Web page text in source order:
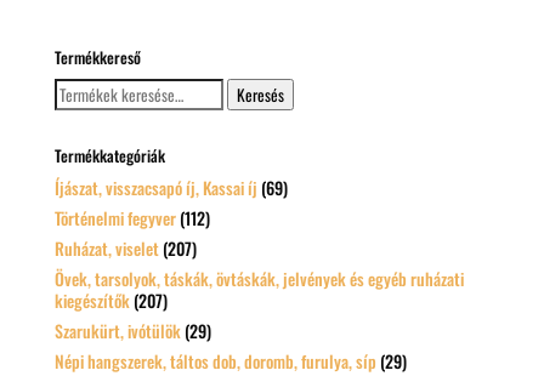
Termékkereső
Keresés
a
Keresés
Termékkategóriák
Íjászat, visszacsapó íj, Kassai íj (69)
Történelmi fegyver (112)
Ruházat, viselet (207)
Övek, tarsolyok, táskák, övtáskák, jelvények és egyéb ruházati
kiegészítők (207)
Szarukürt, ivótülök (29)
Népi hangszerek, táltos dob, doromb, furulya, síp (29)